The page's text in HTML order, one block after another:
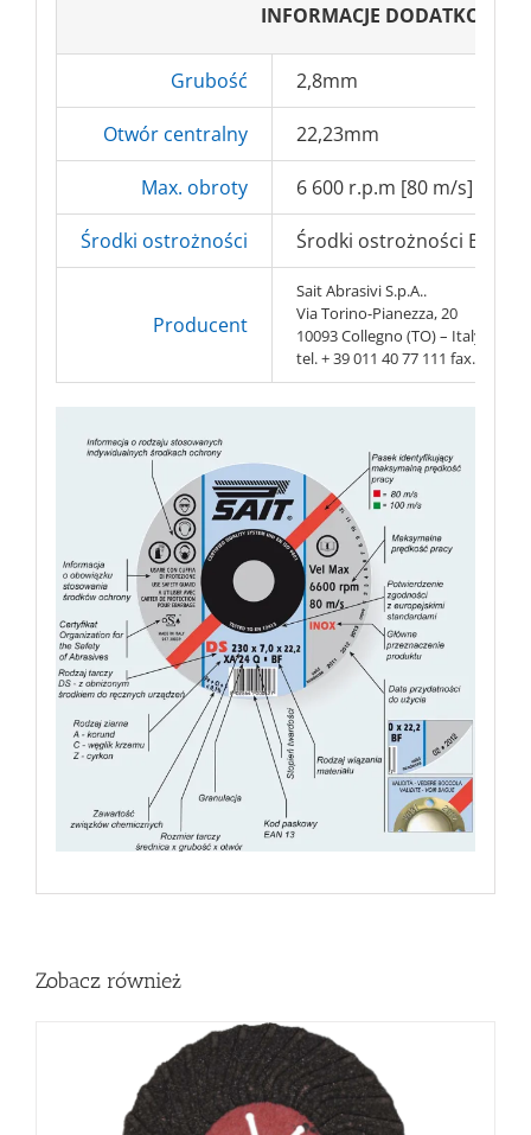
INFORMACJE DODATKOWE
Grubość 2,8mm
Otwór centralny 22,23mm
Max. obroty 6 600 r.p.m [80 m/s]
Środki ostrożności Środki ostrożności BHP
Producent
Sait Abrasivi S.p.A..
Via Torino-Pianezza, 20
10093 Collegno (TO) – Italy
tel. + 39 011 40 77 111 fax. + 39
Zobacz również